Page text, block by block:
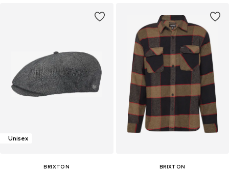
Unisex
BRIXTON
BRIXTON